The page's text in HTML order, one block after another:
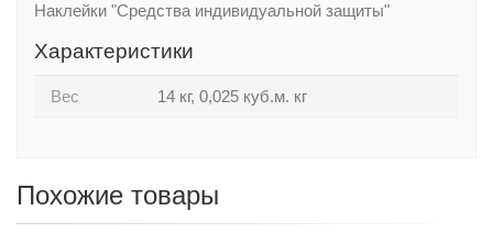
Наклейки "Средства индивидуальной защиты"
Характеристики
Вес 14 кг, 0,025 куб.м. кг
Похожие товары